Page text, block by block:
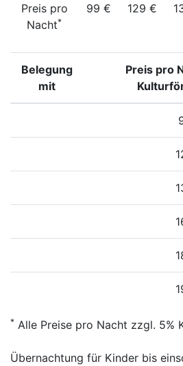
Preis pro
Nacht*
99 € 129 €
Belegung
mit
Preis pro
* Alle Preise pro Nacht zzgl. 5%
Übernachtung für Kinder bis